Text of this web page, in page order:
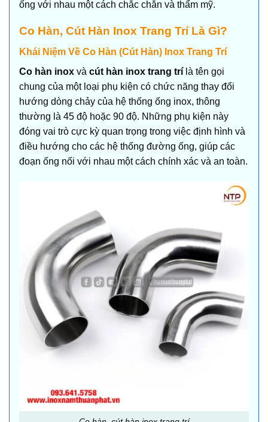
ống với nhau một cách chắc chắn và thẩm mỹ.
Co Hàn, Cút Hàn Inox Trang Trí Là Gì?
Khái Niệm Về Co Hàn (Cút Hàn) Inox Trang Trí
Co hàn inox và cút hàn inox trang trí là tên gọi
chung của một loại phụ kiện có chức năng thay đổi
hướng dòng chảy của hệ thống ống inox, thông
thường là 45 độ hoặc 90 độ. Những phụ kiện này
đóng vai trò cực kỳ quan trọng trong việc định hình và
điều hướng cho các hệ thống đường ống, giúp các
đoạn ống nối với nhau một cách chính xác và an toàn.